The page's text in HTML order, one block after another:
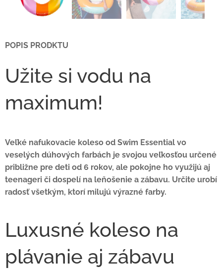
POPIS PRODKTU
Užite si vodu na
maximum!
Veľké nafukovacie koleso od Swim Essential vo
veselých dúhových farbách je svojou veľkosťou určené
približne pre deti od 6 rokov, ale pokojne ho využijú aj
teenageri či dospelí na leňošenie a zábavu. Určite urobí
radosť všetkým, ktorí milujú výrazné farby.
Luxusné koleso na
plávanie aj zábavu